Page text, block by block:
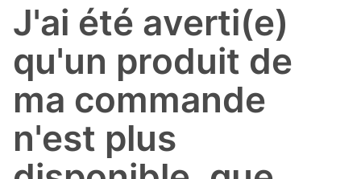
J'ai été averti(e)
qu'un produit de
ma commande
n'est plus